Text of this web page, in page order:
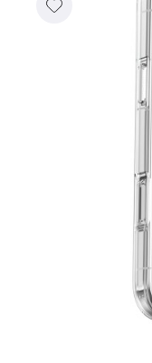
Реквизиты
Контакты
Гарантия